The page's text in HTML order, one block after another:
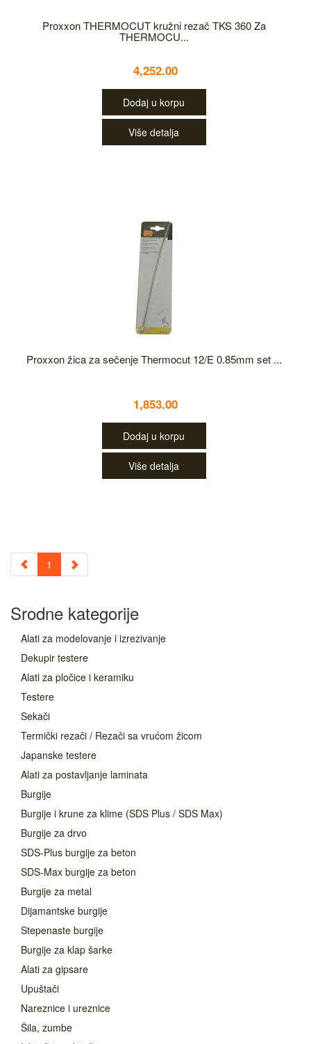
Proxxon THERMOCUT kružni rezač TKS 360 Za
THERMOCU...
4,252.00
Dodaj u korpu
Više detalja
Proxxon žica za sečenje Thermocut 12/E 0.85mm set ...
1,853.00
Dodaj u korpu
Više detalja
1
Srodne kategorije
Alati za modelovanje i izrezivanje
Dekupir testere
Alati za pločice i keramiku
Testere
Sekači
Termički rezači / Rezači sa vrućom žicom
Japanske testere
Alati za postavljanje laminata
Burgije
Burgije i krune za klime (SDS Plus / SDS Max)
Burgije za drvo
SDS-Plus burgije za beton
SDS-Max burgije za beton
Burgije za metal
Dijamantske burgije
Stepenaste burgije
Burgije za klap šarke
Alati za gipsare
Upuštači
Nareznice i ureznice
Šila, zumbe